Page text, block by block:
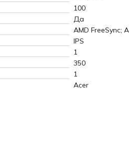
100
Да
AMD FreeSync;
IPS
1
350
1
Acer